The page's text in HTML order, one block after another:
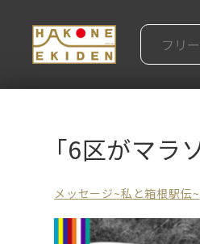
「6区がマ
メッセージ~私と箱根駅伝~